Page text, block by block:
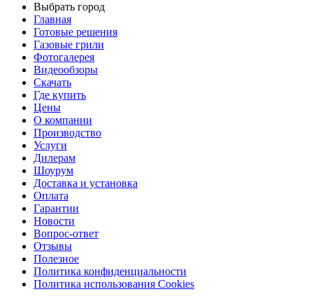
Выбрать город
Главная
Готовые решения
Газовые грили
Фотогалерея
Видеообзоры
Скачать
Где купить
Цены
О компании
Производство
Услуги
Дилерам
Шоурум
Доставка и установка
Оплата
Гарантии
Новости
Вопрос-ответ
Отзывы
Полезное
Политика конфиденциальности
Политика использования Cookies